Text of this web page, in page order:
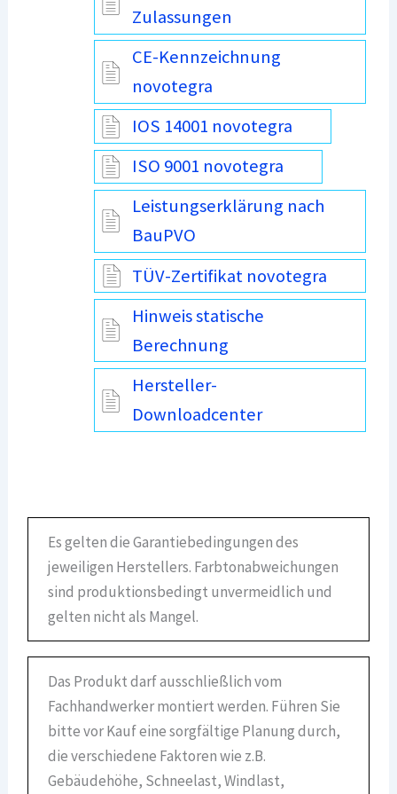
Zulassungen
CE-Kennzeichnung
novotegra
IOS 14001 novotegra
ISO 9001 novotegra
Leistungserklärung nach
BauPVO
TÜV-Zertifikat novotegra
Hinweis statische
Berechnung
Hersteller-
Downloadcenter
Es gelten die Garantiebedingungen des
jeweiligen Herstellers. Farbtonabweichungen
sind produktionsbedingt unvermeidlich und
gelten nicht als Mangel.
Das Produkt darf ausschließlich vom
Fachhandwerker montiert werden. Führen Sie
bitte vor Kauf eine sorgfältige Planung durch,
die verschiedene Faktoren wie z.B.
Gebäudehöhe, Schneelast, Windlast,